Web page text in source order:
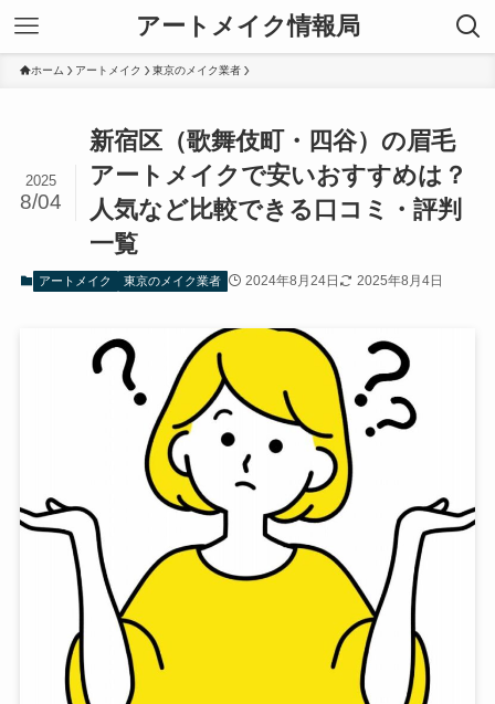
アートメイク情報局
ホーム アートメイク 東京のメイク業者
新宿区（歌舞伎町・四谷）の眉毛
アートメイクで安いおすすめは？
人気など比較できる口コミ・評判
一覧
2025
8/04
アートメイク 東京のメイク業者 2024年8月24日 2025年8月4日